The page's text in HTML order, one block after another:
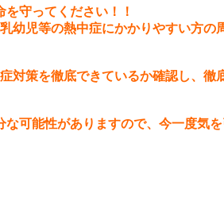
守ってください！！
幼児等の熱中症にかかりやすい方の
策を徹底できているか確認し、徹
可能性がありますので、今一度気